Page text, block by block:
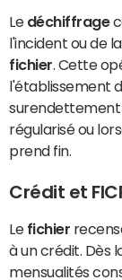
Le déchiffrage
l'incident ou de
fichier . Cette
l'établissement
surendettement
régularisé ou
prend fin.
Crédit et
Le fichier
à un crédit. Dès
mensualités